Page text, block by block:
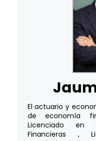
El actuario y
de economía
Licenciado en
Financieras ,